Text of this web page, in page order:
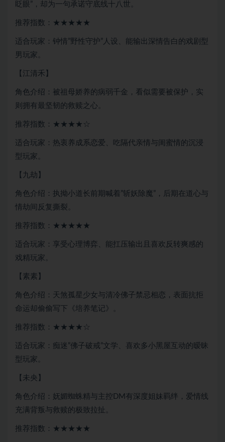
眨眼”，却为一句承诺守底线十八世。
推荐指数：★★★★★
适合玩家：钟情”野性守护”人设、能输出深情告白的戏剧型
男玩家。
【江清禾】
角色介绍：被祖母娇养的病弱千金，看似需要被保护，实
则拥有最坚韧的救赎之心。
推荐指数：★★★★☆
适合玩家：热衷养成系恋爱、吃隔代亲情与闺蜜情的沉浸
型玩家。
【九劫】
角色介绍：执拗小道长前期喊着”斩妖除魔”，后期在道心与
情劫间反复撕裂。
推荐指数：★★★★★
适合玩家：享受心理博弈、能扛压输出且喜欢反转爽感的
戏精玩家。
【素素】
角色介绍：天煞孤星少女与清冷佛子禁忌相恋，表面抗拒
命运却偷偷写下《培养笔记》。
推荐指数：★★★★☆
适合玩家：痴迷”佛子破戒”文学、喜欢多小黑屋互动的暧昧
型玩家。
【未央】
角色介绍：妩媚蜘蛛精与主控DM有深度姐妹羁绊，爱情线
充满背叛与救赎的极致拉扯。
推荐指数：★★★★★